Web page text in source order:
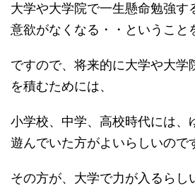
大学や大学院で一生懸命勉強す
意欲がなくなる・・ということ
ですので、将来的に大学や大学
を積むためには、
小学校、中学、高校時代には、
遊んでいた方がよいらしいので
その方が、大学で力が入るらし